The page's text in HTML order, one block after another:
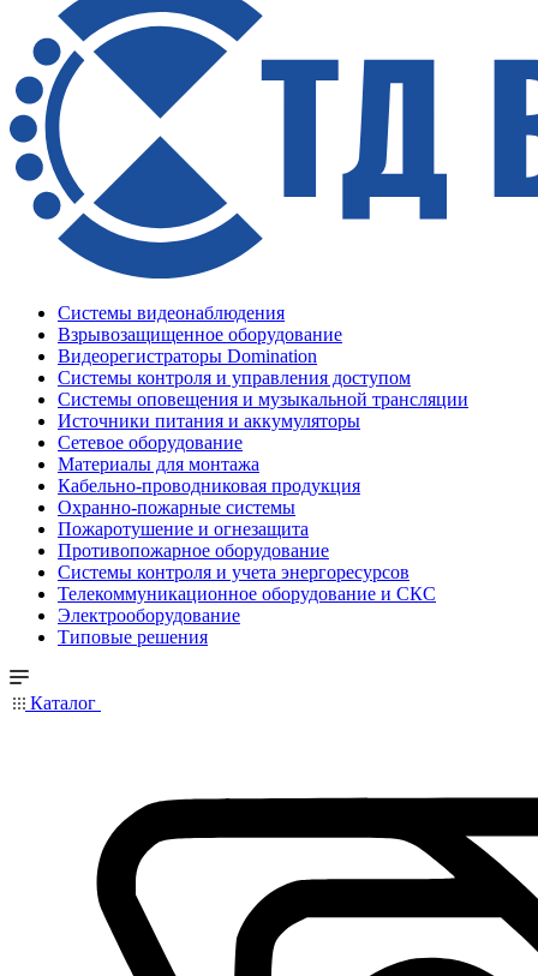
Системы видеонаблюдения
Взрывозащищенное оборудование
Видеорегистраторы Domination
Системы контроля и управления доступом
Системы оповещения и музыкальной трансляции
Источники питания и аккумуляторы
Сетевое оборудование
Материалы для монтажа
Кабельно-проводниковая продукция
Охранно-пожарные системы
Пожаротушение и огнезащита
Противопожарное оборудование
Системы контроля и учета энергоресурсов
Телекоммуникационное оборудование и СКС
Электрооборудование
Типовые решения
Каталог